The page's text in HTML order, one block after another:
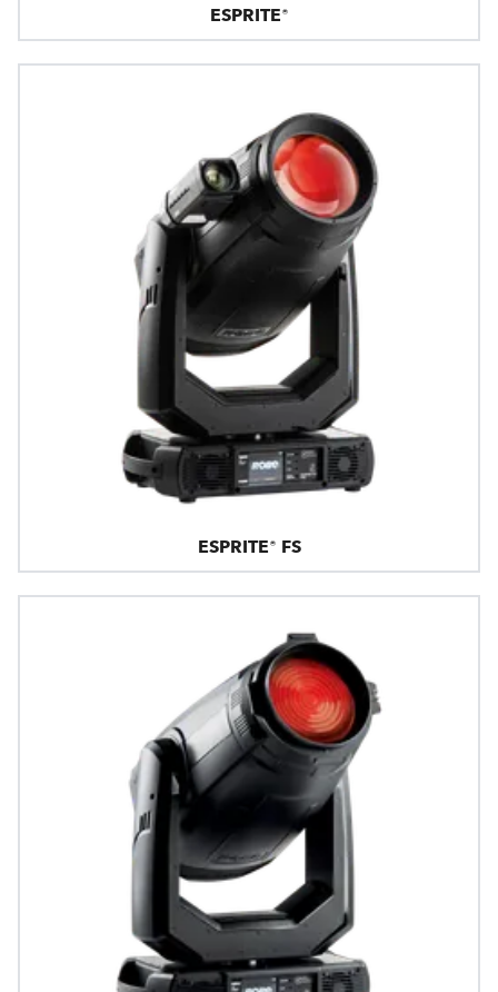
ESPRITE®
ESPRITE® FS